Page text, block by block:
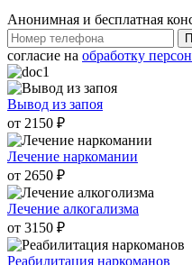
Анонимная и бесплатная
согласие на обработку
Вывод из запоя
от 2150 ₽
Лечение наркомании
от 2650 ₽
Лечение алкогализма
от 3150 ₽
Реабилитация наркоманов